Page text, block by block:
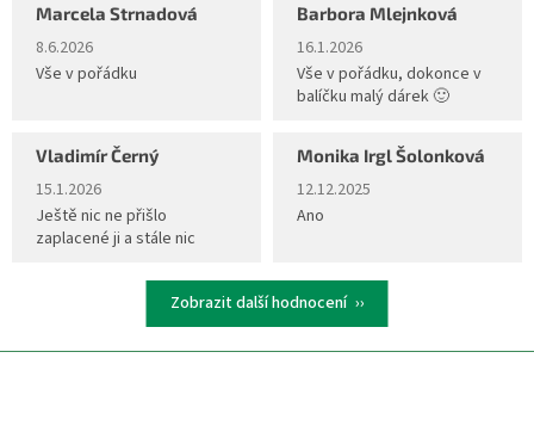
Marcela Strnadová
Hodnocení obchodu je 5 z 5 hvězdiček.
8.6.2026
Vše v pořádku
Barbora Mlejnková
Hodnocení obchodu je 5 z 5
16.1.2026
Vše v pořádku, dokonce v
balíčku malý dárek 🙂
Vladimír Černý
Hodnocení obchodu je 5 z 5 hvězdiček.
15.1.2026
Ještě nic ne přišlo
zaplacené ji a stále nic
Monika Irgl Šolonková
Hodnocení obchodu je 5 z 5
12.12.2025
Ano
Zobrazit další hodnocení